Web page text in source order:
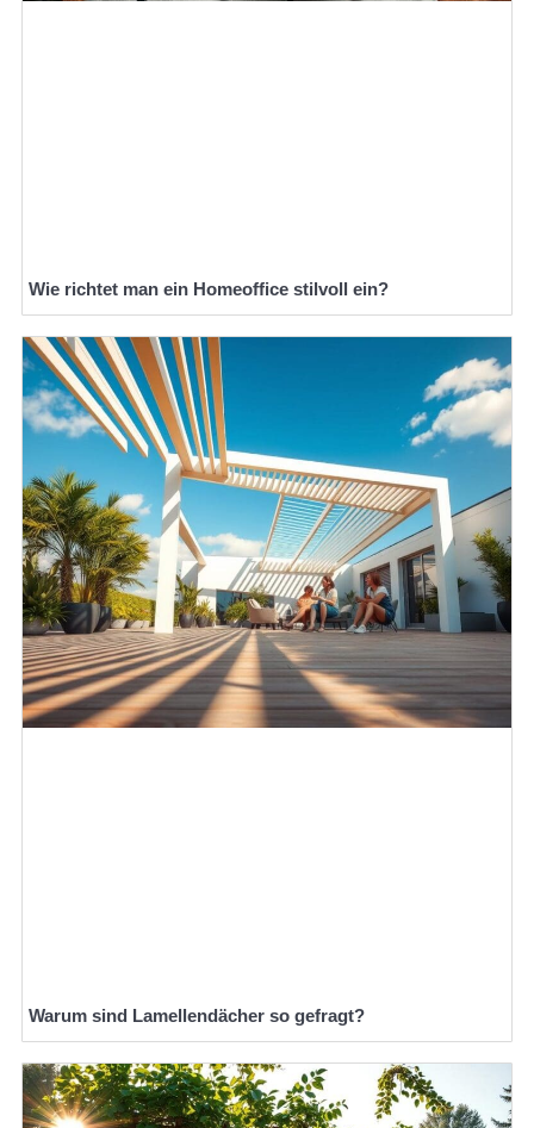
Wie richtet man ein Homeoffice stilvoll ein?
Warum sind Lamellendächer so gefragt?